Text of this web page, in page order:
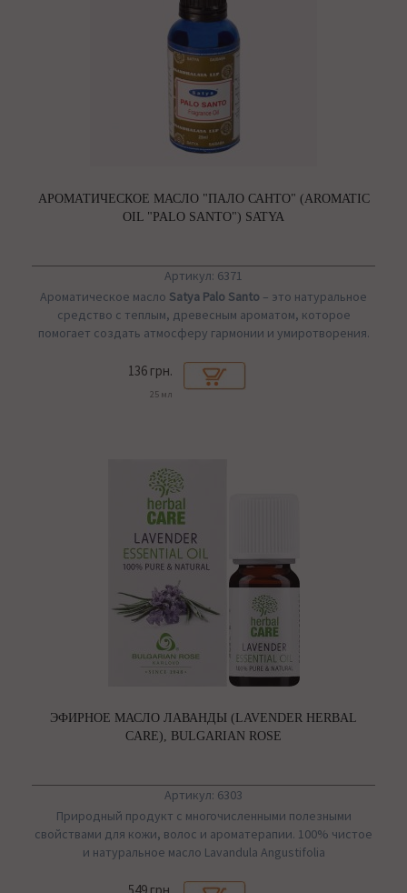
АРОМАТИЧЕСКОЕ МАСЛО "ПАЛО САНТО" (AROMATIC
OIL "PALO SANTO") SATYA
Артикул: 6371
Ароматическое масло Satya Palo Santo – это натуральное
средство с теплым, древесным ароматом, которое
помогает создать атмосферу гармонии и умиротворения.
136 грн.
25 мл
ЭФИРНОЕ МАСЛО ЛАВАНДЫ (LAVENDER HERBAL
CARE), BULGARIAN ROSE
Артикул: 6303
Природный продукт с многочисленными полезными
свойствами для кожи, волос и ароматерапии. 100% чистое
и натуральное масло Lavandula Angustifolia